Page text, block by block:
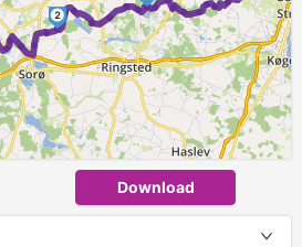
2
Download